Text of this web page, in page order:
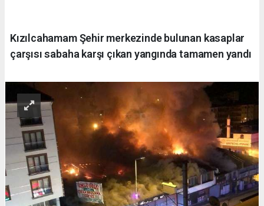
Kızılcahamam Şehir merkezinde bulunan kasaplar
çarşısı sabaha karşı çıkan yangında tamamen yandı